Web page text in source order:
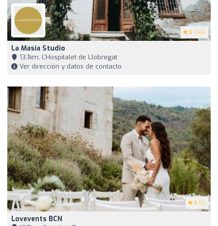
5 (146)
La Masia Studio
13,1km, L'Hospitalet de Llobregat
Ver dirección y datos de contacto
5 (5)
Lovevents BCN